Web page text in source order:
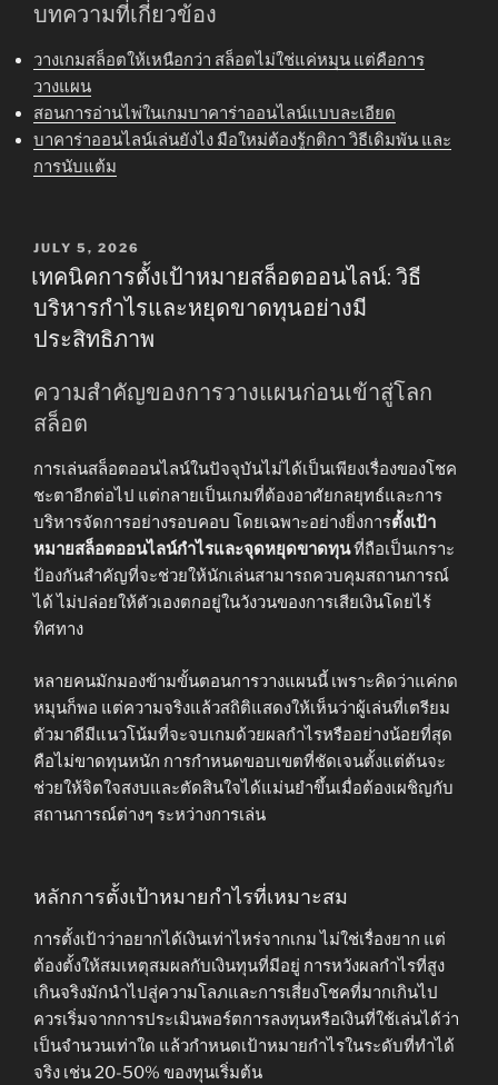
บทความที่เกี่ยวข้อง
วางเกมสล็อตให้เหนือกว่า สล็อตไม่ใช่แค่หมุน แต่คือการ
วางแผน
สอนการอ่านไพ่ในเกมบาคาร่าออนไลน์แบบละเอียด
บาคาร่าออนไลน์เล่นยังไง มือใหม่ต้องรู้กติกา วิธีเดิมพัน และ
การนับแต้ม
POSTED
JULY 5, 2026
เทคนิคการตั้งเป้าหมายสล็อตออนไลน์: วิธี
บริหารกำไรและหยุดขาดทุนอย่างมี
ประสิทธิภาพ
ความสำคัญของการวางแผนก่อนเข้าสู่โลก
สล็อต
การเล่นสล็อตออนไลน์ในปัจจุบันไม่ได้เป็นเพียงเรื่องของโชค
ชะตาอีกต่อไป แต่กลายเป็นเกมที่ต้องอาศัยกลยุทธ์และการ
บริหารจัดการอย่างรอบคอบ โดยเฉพาะอย่างยิ่งการตั้งเป้า
หมายสล็อตออนไลน์กำไรและจุดหยุดขาดทุนที่ถือเป็นเกราะ
ป้องกันสำคัญที่จะช่วยให้นักเล่นสามารถควบคุมสถานการณ์
ได้ ไม่ปล่อยให้ตัวเองตกอยู่ในวังวนของการเสียเงินโดยไร้
ทิศทาง
หลายคนมักมองข้ามขั้นตอนการวางแผนนี้ เพราะคิดว่าแค่กด
หมุนก็พอ แต่ความจริงแล้วสถิติแสดงให้เห็นว่าผู้เล่นที่เตรียม
ตัวมาดีมีแนวโน้มที่จะจบเกมด้วยผลกำไรหรืออย่างน้อยที่สุด
คือไม่ขาดทุนหนัก การกำหนดขอบเขตที่ชัดเจนตั้งแต่ต้นจะ
ช่วยให้จิตใจสงบและตัดสินใจได้แม่นยำขึ้นเมื่อต้องเผชิญกับ
สถานการณ์ต่างๆ ระหว่างการเล่น
หลักการตั้งเป้าหมายกำไรที่เหมาะสม
การตั้งเป้าว่าอยากได้เงินเท่าไหร่จากเกม ไม่ใช่เรื่องยาก แต่
ต้องตั้งให้สมเหตุสมผลกับเงินทุนที่มีอยู่ การหวังผลกำไรที่สูง
เกินจริงมักนำไปสู่ความโลภและการเสี่ยงโชคที่มากเกินไป
ควรเริ่มจากการประเมินพอร์ตการลงทุนหรือเงินที่ใช้เล่นได้ว่า
เป็นจำนวนเท่าใด แล้วกำหนดเป้าหมายกำไรในระดับที่ทำได้
จริง เช่น 20-50% ของทุนเริ่มต้น